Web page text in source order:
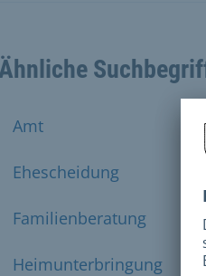
Amt
Ehescheidung
Familienberatung
Heimunterbringung